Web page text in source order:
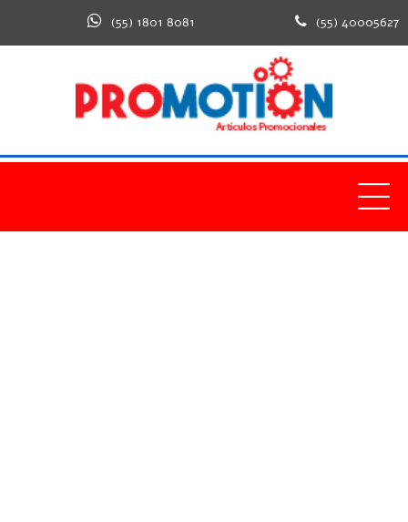
(55) 1801 8081 (55) 40005627